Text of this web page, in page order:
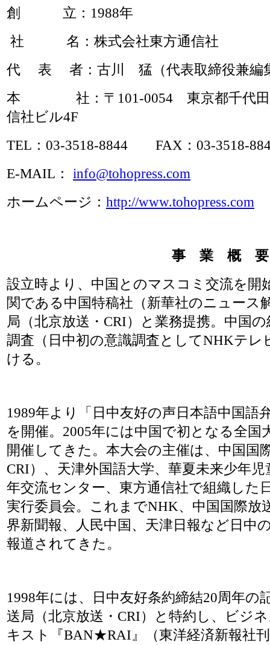
創 立：1988年
社 名：株式会社東方通信社
代 表 者：古川 猛（代表取締役兼編
本 社：〒101-0054 東京都千代田
信社ビル4F
TEL：03-3518-8844 FAX：03-3518-
E-MAIL： info@tohopress.com
ホームページ： http://www.tohopress.com
事 業 概 要
設立時より、中国とのマスコミ交流を開
関である中国特稿社（新華社のニュース
局（北京放送・CRI）と業務提携。中国
調査（日中初の意識調査としてNHKテレ
ける。
1989年より「日中友好の声日本語中国語
を開催。2005年には中国で初となる全国
開催してきた。本大会の主催は、中国国
CRI）、天津外国語大学、華夏未来少年
年交流センター、東方通信社で組織した
実行委員会。これまでNHK、中国国際放
界新聞報、人民中国、天津日報など日中
報道されてきた。
1998年には、日中友好条約締結20周年の
送局（北京放送・CRI）と特約し、ビジ
キスト『BAN★RAI』（東洋経済新報